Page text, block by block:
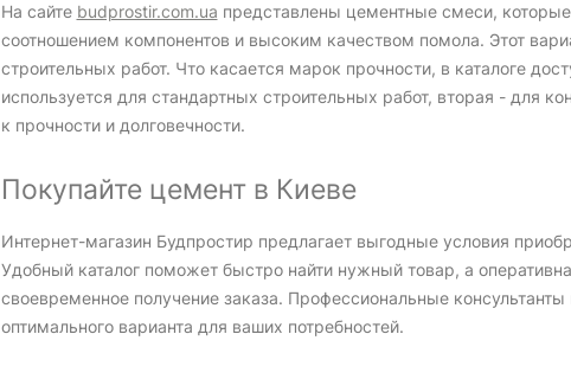
На сайте budprostir.com.ua представлены цементные смеси,
соотношением компонентов и высоким качеством помола. Этот
строительных работ. Что касается марок прочности, в каталоге
используется для стандартных строительных работ, вторая - для
к прочности и долговечности.
Покупайте цемент в Киеве
Интернет-магазин Будпростир предлагает выгодные условия
Удобный каталог поможет быстро найти нужный товар, а
своевременное получение заказа. Профессиональные
оптимального варианта для ваших потребностей.